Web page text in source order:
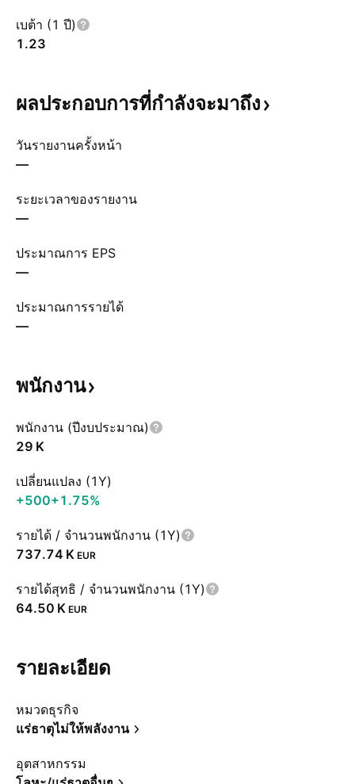
เบต้า (1 ปี)
1.23
ผลประกอบการที่กำลังจะมาถึง
วันรายงานครั้งหน้า
—
ระยะเวลาของรายงาน
—
ประมาณการ EPS
—
ประมาณการรายได้
—
พนักงาน
พนักงาน (ปีงบประมาณ)
‪29 K‬
เปลี่ยนแปลง (1Y)
+500+1.75%
รายได้ / จำนวนพนักงาน (1Y)
‪737.74 K‬ EUR
รายได้สุทธิ / จำนวนพนักงาน (1Y)
‪64.50 K‬ EUR
รายละเอียด
หมวดธุรกิจ
แร่ธาตุไม่ให้พลังงาน
อุตสาหกรรม